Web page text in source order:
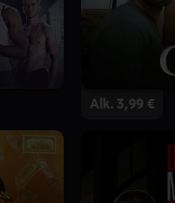
Alk. 3,99 €